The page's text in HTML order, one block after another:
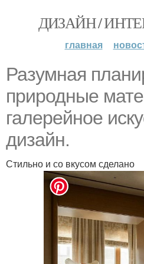
ДИЗАЙН /
главная
Разумная
природные
галерейное
дизайн.
Стильно и со вкусом сделано